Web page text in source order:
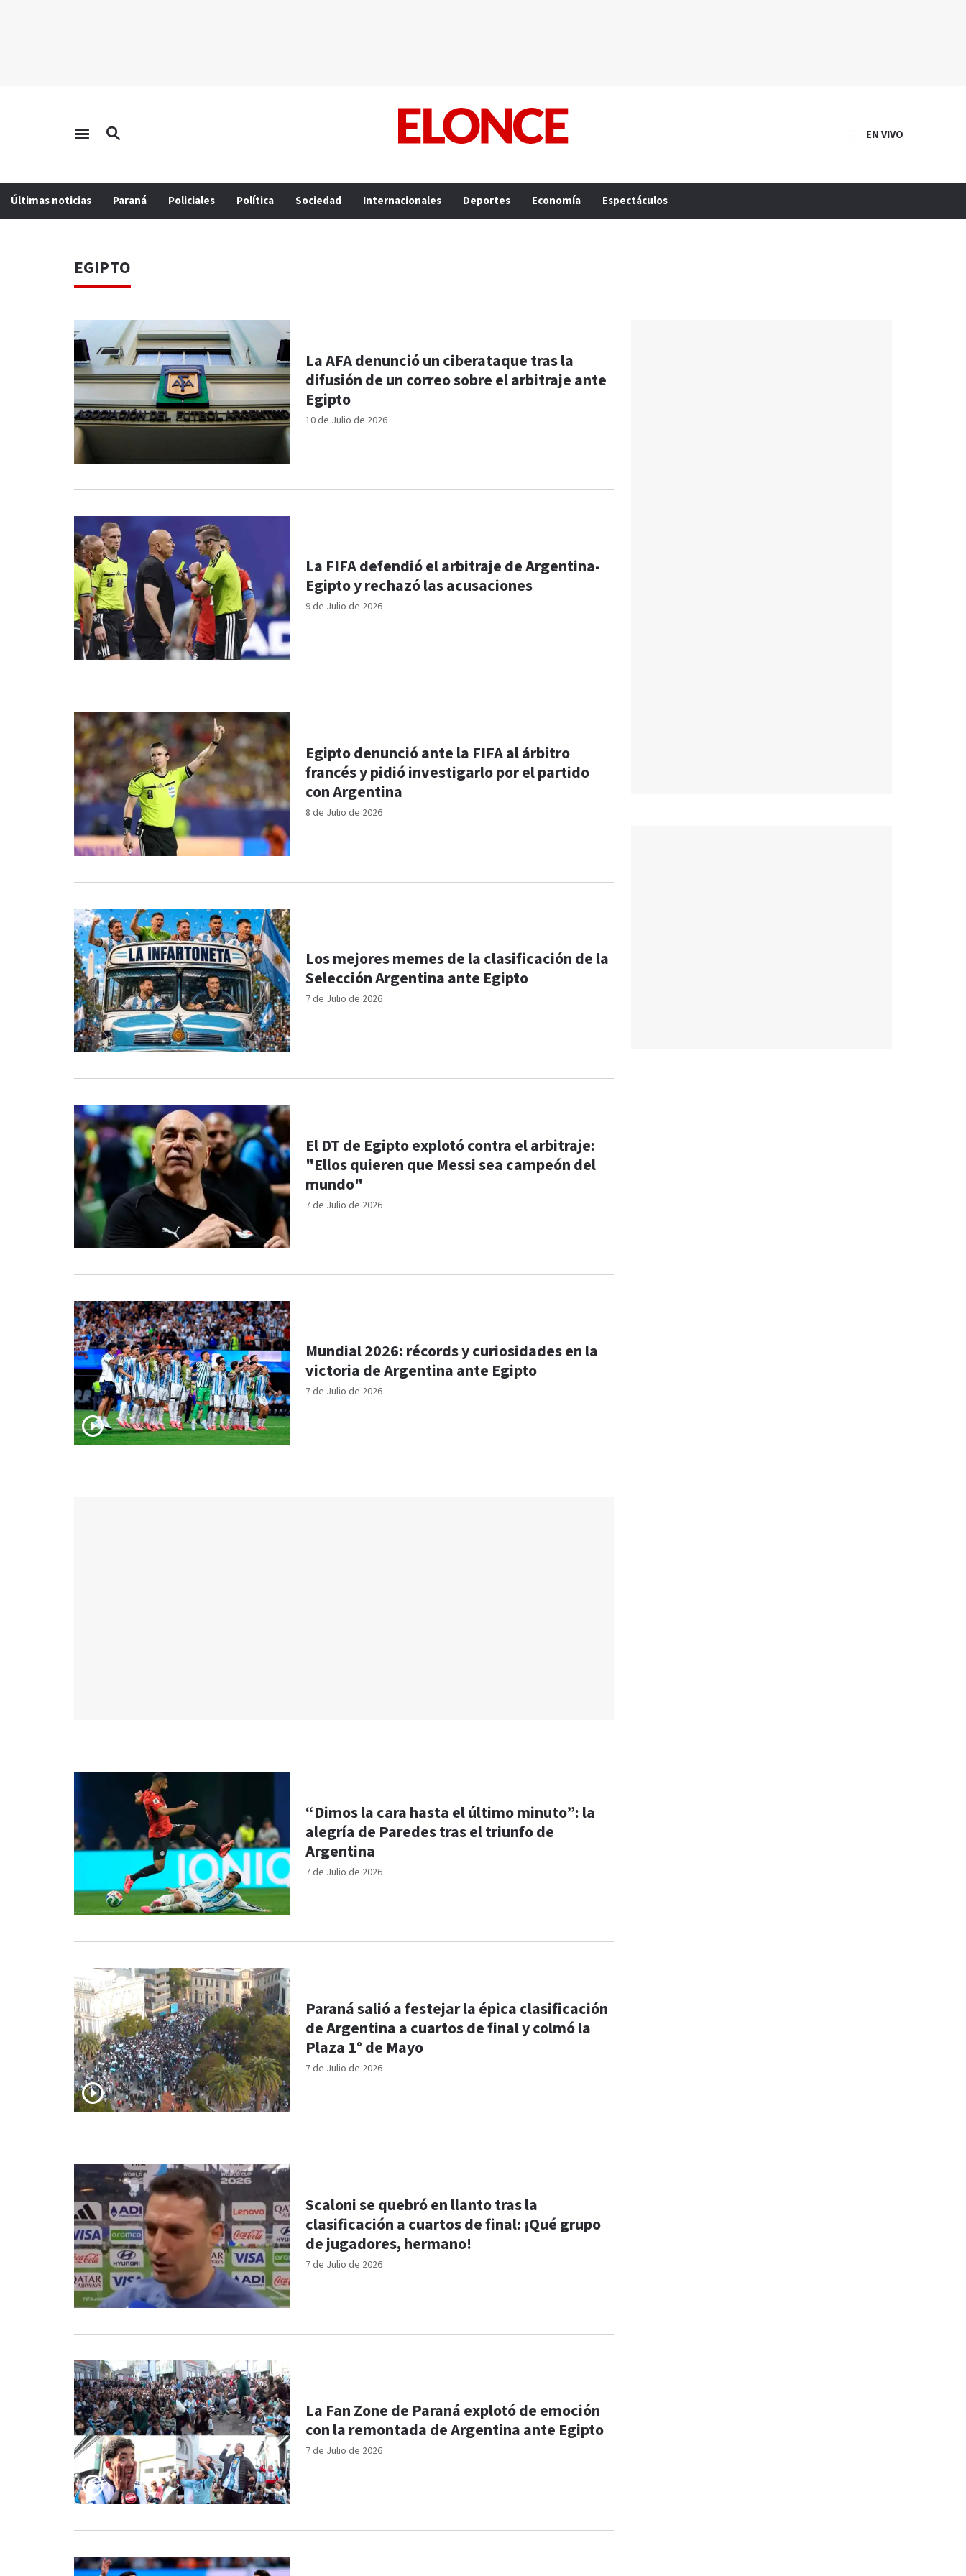
EN VIVO
Últimas noticias Paraná Policiales Política Sociedad Internacionales Deportes Economía Espectáculos
EGIPTO
10 de Julio de 2026
La AFA denunció un ciberataque tras la
difusión de un correo sobre el arbitraje ante
Egipto
9 de Julio de 2026
La FIFA defendió el arbitraje de Argentina-
Egipto y rechazó las acusaciones
8 de Julio de 2026
Egipto denunció ante la FIFA al árbitro
francés y pidió investigarlo por el partido
con Argentina
7 de Julio de 2026
Los mejores memes de la clasificación de la
Selección Argentina ante Egipto
7 de Julio de 2026
El DT de Egipto explotó contra el arbitraje:
"Ellos quieren que Messi sea campeón del
mundo"
7 de Julio de 2026
Mundial 2026: récords y curiosidades en la
victoria de Argentina ante Egipto
7 de Julio de 2026
“Dimos la cara hasta el último minuto”: la
alegría de Paredes tras el triunfo de
Argentina
7 de Julio de 2026
Paraná salió a festejar la épica clasificación
de Argentina a cuartos de final y colmó la
Plaza 1° de Mayo
7 de Julio de 2026
Scaloni se quebró en llanto tras la
clasificación a cuartos de final: ¡Qué grupo
de jugadores, hermano!
7 de Julio de 2026
La Fan Zone de Paraná explotó de emoción
con la remontada de Argentina ante Egipto